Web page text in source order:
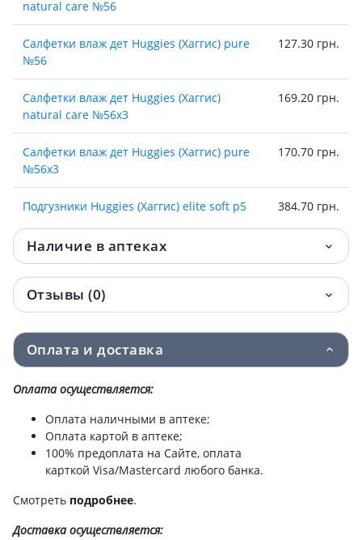
natural care №56
Салфетки влаж дет Huggies (Хаггис) pure
№56
127.30 грн.
Салфетки влаж дет Huggies (Хаггис)
natural care №56х3
169.20 грн.
Салфетки влаж дет Huggies (Хаггис) pure
№56х3
170.70 грн.
Подгузники Huggies (Хаггис) elite soft р5
384.70 грн.
Подгузники Huggies (Хаггис) трусики д/
мал р3 (6-11кг) №44
401.60 грн.
Подгузники Huggies (Хаггис) трусики д/
дев р3 (6-11кг) №44
401.60 грн.
Подгузники Huggies (Хаггис) classic р5 (11-
25кг) №42
541.90 грн.
Подгузники Huggies (Хаггис) classic р3 (4-
9кг) №58
Подгузники Huggies (Хаггис) classic р4 (7-
18кг) №50
Подгузники Huggies (Хаггис) трусики д/
Наличие в аптеках
Отзывы (0)
Оплата и доставка
Оплата осуществляется:
Оплата наличными в аптеке;
Оплата картой в аптеке;
100% предоплата на Сайте, оплата
карткой Visa/Mastercard любого банка.
Смотреть подробнее.
Доставкаосуществляется: